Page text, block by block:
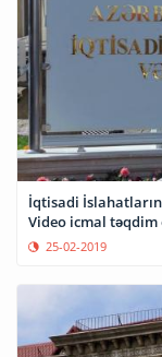
İqtisadi
Video icmal təqdim
25-02-2019